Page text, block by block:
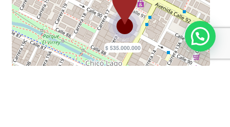
Cómodas Vias De Acceso
Sobre Vía Secundaria
Cocina Integral
Calentador